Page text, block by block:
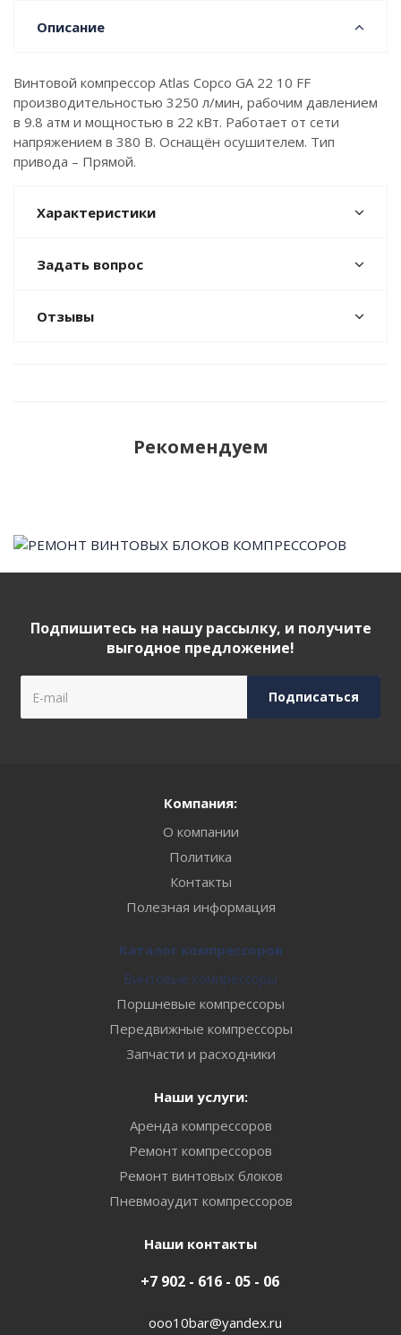
Описание
Винтовой компрессор Atlas Copco GA 22 10 FF
производительностью 3250 л/мин, рабочим давлением
в 9.8 атм и мощностью в 22 кВт. Работает от сети
напряжением в 380 В. Оснащён осушителем. Тип
привода – Прямой.
Характеристики
Задать вопрос
Отзывы
Рекомендуем
Подпишитесь на нашу рассылку, и получите
выгодное предложение!
Компания:
О компании
Политика
Контакты
Полезная информация
Каталог компрессоров
Винтовые компрессоры
Поршневые компрессоры
Передвижные компрессоры
Запчасти и расходники
Наши услуги:
Аренда компрессоров
Ремонт компрессоров
Ремонт винтовых блоков
Пневмоаудит компрессоров
Наши контакты
+7 902 - 616 - 05 - 06
ooo10bar@yandex.ru